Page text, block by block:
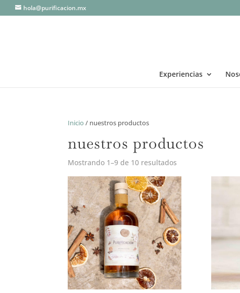
hola@purificacion.mx
Experiencias
Inicio / nuestros productos
nuestros productos
Mostrando 1–9 de 10 resultados